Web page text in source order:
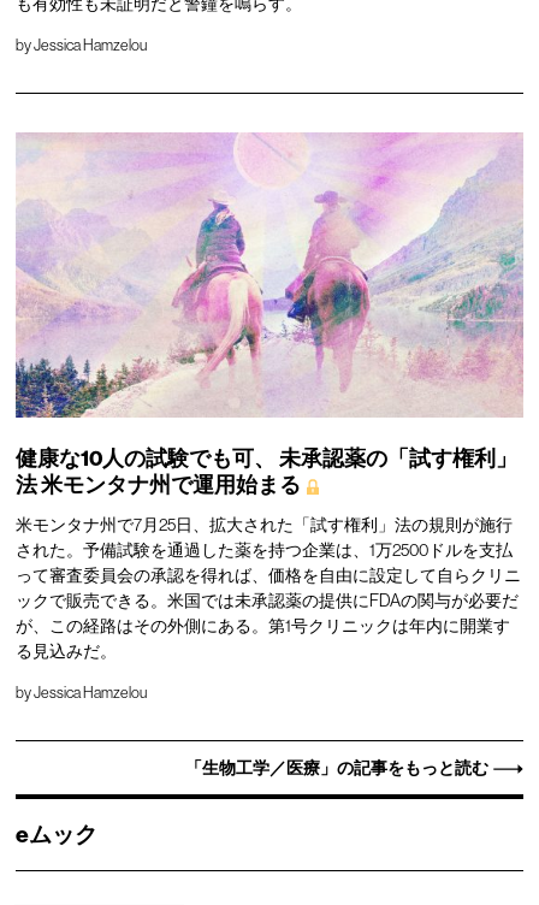
byJessica Hamzelou
健康な10人の試験でも可、
未承認薬の「試す権利」
法米モンタナ州で運用始まる
米モンタナ州で7月25日、拡大された「試す権利」法の規則が施行
された。予備試験を通過した薬を持つ企業は、1万2500ドルを支払
って審査委員会の承認を得れば、価格を自由に設定して自らクリニ
ックで販売できる。米国では未承認薬の提供にFDAの関与が必要だ
が、この経路はその外側にある。第1号クリニックは年内に開業す
る見込みだ。
byJessica Hamzelou
「生物工学／医療」の記事をもっと読む
eムック